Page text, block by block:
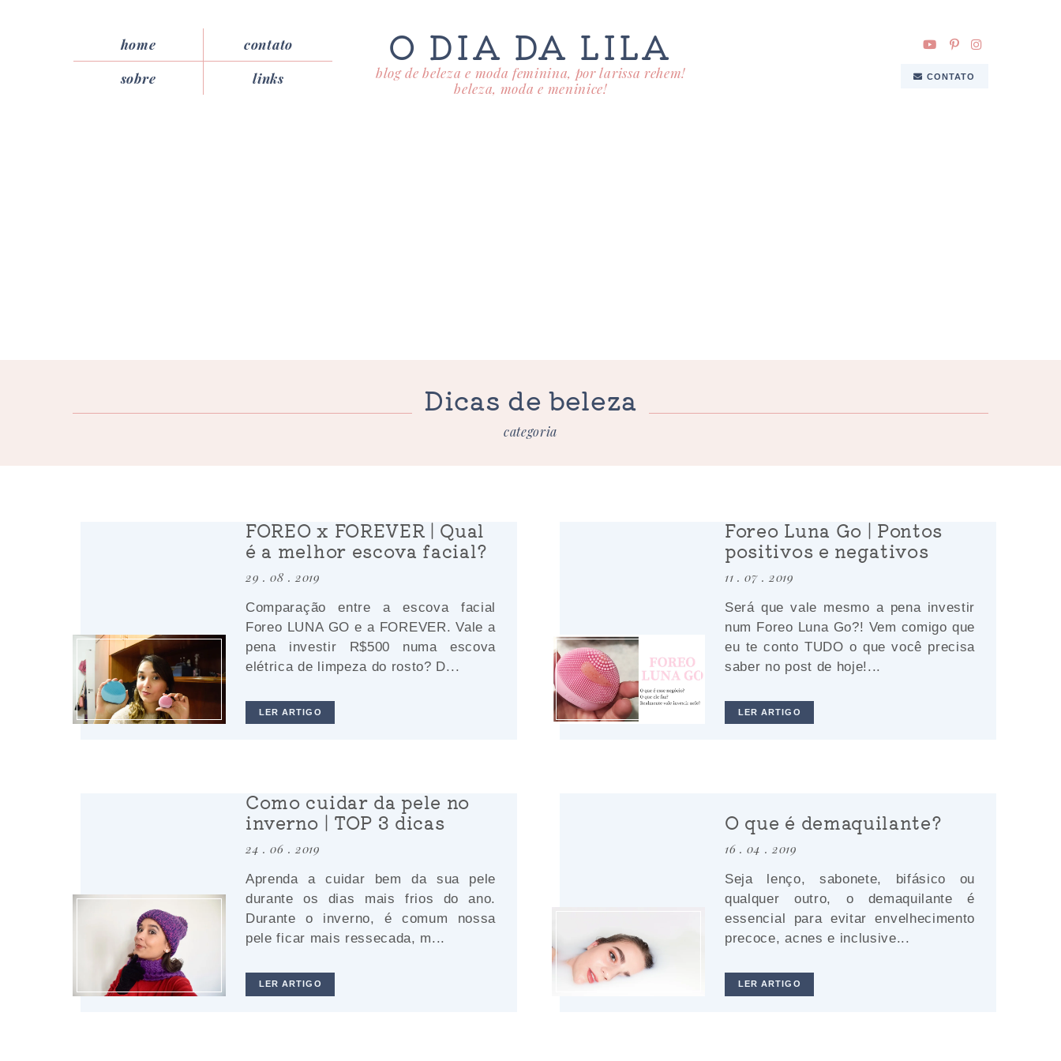
home
contato
sobre
links
O DIA DA LILA
blog de beleza e moda feminina, por larissa rehem!
beleza, moda e meninice!
CONTATO
Dicas de beleza
categoria
FOREO x FOREVER | Qual
é a melhor escova facial?
29 . 08 . 2019
Comparação entre a escova facial
Foreo LUNA GO e a FOREVER. Vale a
pena investir R$500 numa escova
elétrica de limpeza do rosto? D...
LER ARTIGO
Foreo Luna Go | Pontos
positivos e negativos
11 . 07 . 2019
Será que vale mesmo a pena investir
num Foreo Luna Go?! Vem comigo que
eu te conto TUDO o que você precisa
saber no post de hoje!...
LER ARTIGO
Como cuidar da pele no
inverno | TOP 3 dicas
24 . 06 . 2019
Aprenda a cuidar bem da sua pele
durante os dias mais frios do ano.
Durante o inverno, é comum nossa
pele ficar mais ressecada, m...
LER ARTIGO
O que é demaquilante?
16 . 04 . 2019
Seja lenço, sabonete, bifásico ou
qualquer outro, o demaquilante é
essencial para evitar envelhecimento
precoce, acnes e inclusive...
LER ARTIGO